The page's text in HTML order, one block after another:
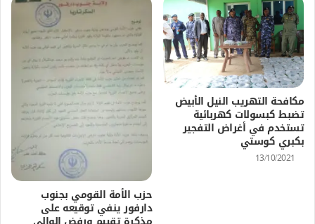
مكافحة التهريب النيل الأبيض
تضبط كبسولات كهربائية
تستخدم في أغراض التفجير
بكبري كوستي
13/10/2021
حزب الأمة القومي بجنوب
دارفور ينفي توقيعه على